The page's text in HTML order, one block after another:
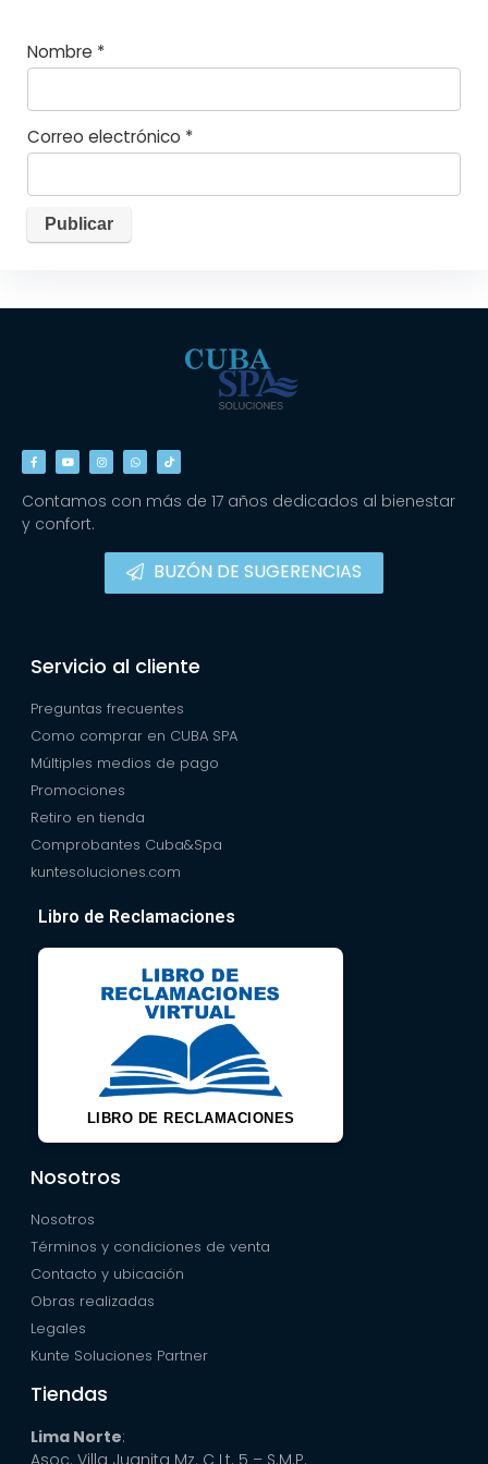
Nombre *
Correo electrónico *
Contamos con más de 17 años dedicados al bienestar
y confort.
BUZÓN DE SUGERENCIAS
Servicio al cliente
Preguntas frecuentes
Como comprar en CUBA SPA
Múltiples medios de pago
Promociones
Retiro en tienda
Comprobantes Cuba&Spa
kuntesoluciones.com
Libro de Reclamaciones
LIBRO DE RECLAMACIONES
Nosotros
Nosotros
Términos y condiciones de venta
Contacto y ubicación
Obras realizadas
Legales
Kunte Soluciones Partner
Tiendas
Lima Norte:
Asoc. Villa Juanita Mz. C Lt. 5 – S.M.P.